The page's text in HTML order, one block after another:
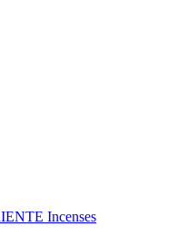
Incenses